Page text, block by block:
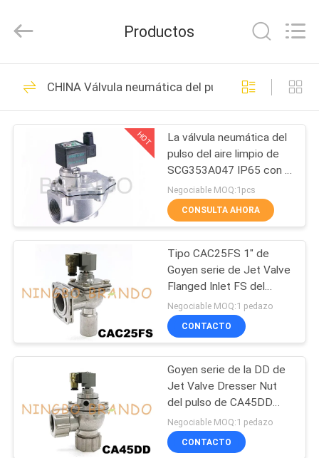
CASA
PRODUCTOS
SOBRE
NOSOTROS
RECORRIDO
POR
FÁBRICA
CONTROL
DE
CALIDAD
Hardware
Rights
Válvula neumática
del cilindro
228
Válvula neumática
del pulso
43
Neumático de la
válvula solenoide
617
Productos
CHINA Válvula neumática del pulso
HOT
La válvula neumática del
pulso del aire limpio de
SCG353A047 IP65 con a
presión cuerpo del
aluminio de la fundición
Negociable MOQ:1pcs
CONSULTA AHORA
Tipo CAC25FS 1" de
Goyen serie de Jet Valve
Flanged Inlet FS del
pulso para Baghouse
Negociable MOQ:1 pedazo
CONTACTO
Goyen serie de la DD de
Jet Valve Dresser Nut
del pulso de CA45DD
tipo 1 el 1/2”
Negociable MOQ:1 pedazo
CONTACTO